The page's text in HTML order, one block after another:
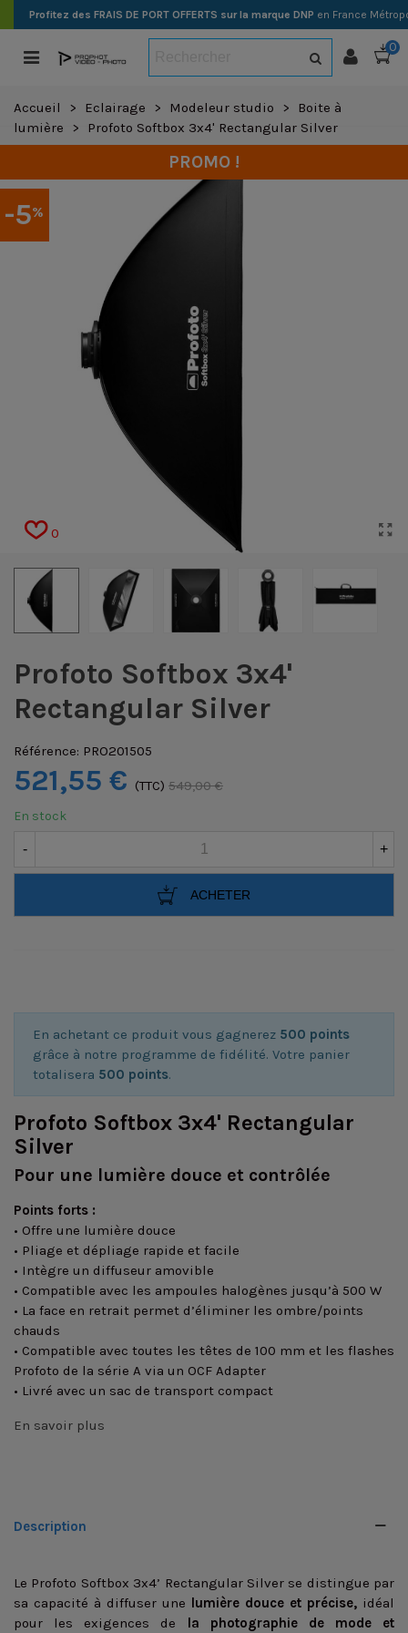
Profitez des FRAIS DE PORT OFFERTS sur la marque DNP en France
0
Accueil > Eclairage > Modeleur studio >
Boite à
lumière
> Profoto Softbox 3x4' Rectangular Silver
-5%
PROMO !
0
Profoto Softbox 3x4'
Rectangular Silver
Référence: PRO201505
521,55 € (TTC) 549,00 €
En stock
- +
ACHETER
En achetant ce produit vous gagnerez 500 points
grâce à notre programme de fidélité. Votre panier
totalisera 500 points.
Profoto Softbox 3x4' Rectangular
Silver
Pour une lumière douce et contrôlée
Points forts :
• Offre une lumière douce
• Pliage et dépliage rapide et facile
• Intègre un diffuseur amovible
• Compatible avec les ampoules halogènes jusqu’à 500 W
• La face en retrait permet d’éliminer les ombre/points
chauds
• Compatible avec toutes les têtes de 100 mm et les flashes
Profoto de la série A via un OCF Adapter
• Livré avec un sac de transport compact
En savoir plus
Description
Le Profoto Softbox 3x4’ Rectangular Silver se distingue par
sa capacité à diffuser une lumière douce et précise, idéal
pour les exigences de la photographie de mode et